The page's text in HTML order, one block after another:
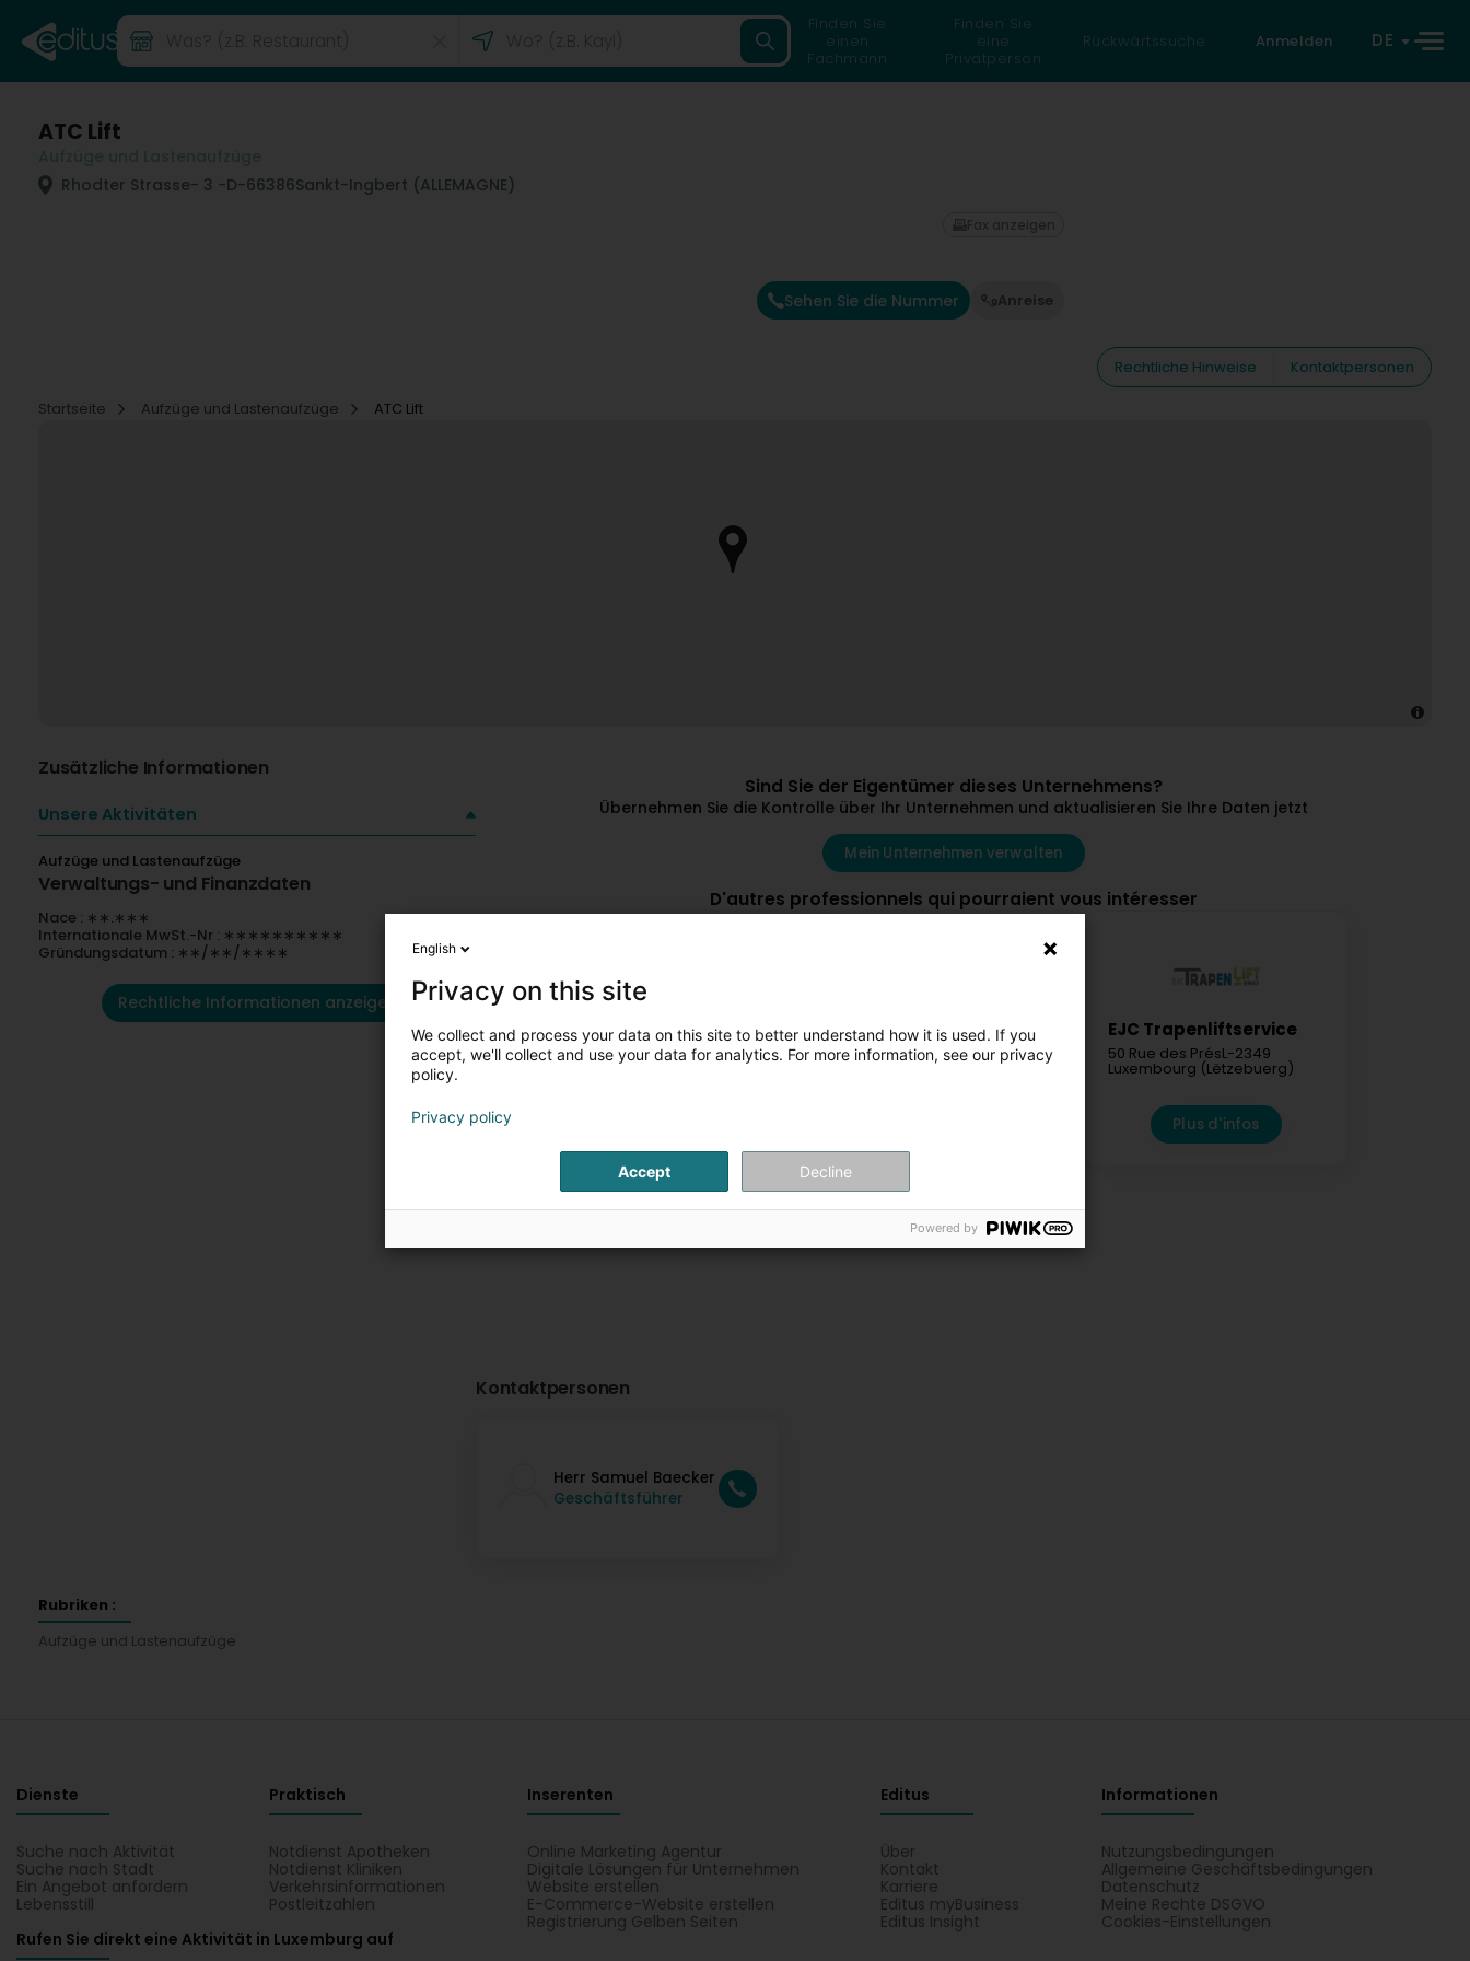
Finden Sie
einen
Fachmann
Finden Sie
eine
Privatperson
Rückwärtssuche Anmelden DE
ATC Lift
Rhodter Strasse- 3 -D-66386Sankt-Ingbert (ALLEMAGNE)
Sehen Sie die Nummer Anreise
Fax anzeigen
Rechtliche Hinweise
Kontaktpersonen
Startseite
Aufzüge und Lastenaufzüge ATC Lift
Zusätzliche Informationen
Unsere Aktivitäten
Aufzüge und Lastenaufzüge
Verwaltungs- und Finanzdaten
Nace : ∗∗.∗∗∗
Internationale MwSt.-Nr : ∗∗∗∗∗∗∗∗∗∗
Gründungsdatum : ∗∗/∗∗/∗∗∗∗
Rechtliche Informationen anzeigen
Sind Sie der Eigentümer dieses Unternehmens?
Übernehmen Sie die Kontrolle über Ihr Unternehmen und aktualisieren Sie Ihre Daten jetzt
Mein Unternehmen verwalten
D'autres professionnels qui pourraient vous intéresser
Legrand Monte Escaliers
SARL LME
4 Route de Longwy L-4830
MPG Sàrl
140 Route d'EschL-1471
Luxembourg (Lëtzebuerg)
EJC Trapenliftservice
50 Rue des PrésL-2349
Luxembourg (Lëtzebuerg)
Plus d'infos
Kontaktpersonen
Herr Samuel Baecker
Geschäftsführer
Rubriken :
Aufzüge und Lastenaufzüge
Dienste
Suche nach Aktivität
Suche nach Stadt
Ein Angebot anfordern
Lebensstill
Praktisch
Notdienst Apotheken
Notdienst Kliniken
Verkehrsinformationen
Postleitzahlen
Inserenten
Online Marketing Agentur
Digitale Lösungen für Unternehmen
Website erstellen
E-Commerce-Website erstellen
Registrierung Gelben Seiten
Editus
Über
Kontakt
Karriere
Editus myBusiness
Editus Insight
Informationen
Nutzungsbedingungen
Allgemeine Geschäftsbedingungen
Datenschutz
Meine Rechte DSGVO
Cookies-Einstellungen
Rufen Sie direkt eine Aktivität in Luxemburg auf
English
Privacy on this site
We collect and process your data on this site to better understand how it is used. If you
accept, we'll collect and use your data for analytics. For more information, see our privacy
policy.
Privacy policy
Accept Decline
Powered by